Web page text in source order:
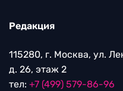
Редакция
115280, г. Москва, ул.
д. 26, этаж 2
тел: +7 (499) 579-86-96